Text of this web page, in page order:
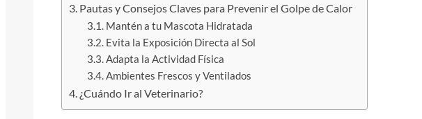
Pautas y Consejos Claves para Prevenir el Golpe de Calor
Mantén a tu Mascota Hidratada
Evita la Exposición Directa al Sol
Adapta la Actividad Física
Ambientes Frescos y Ventilados
¿Cuándo Ir al Veterinario?